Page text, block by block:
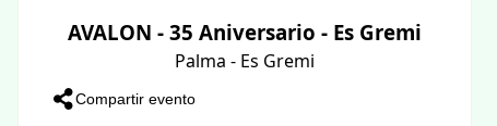
AVALON - 35 Aniversario - Es Gremi
Palma - Es Gremi
Compartir evento